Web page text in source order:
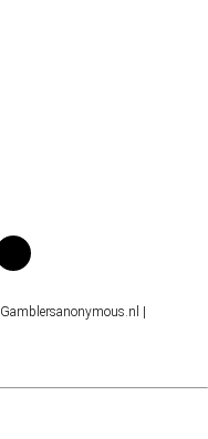
| Gamblersanonymous.nl